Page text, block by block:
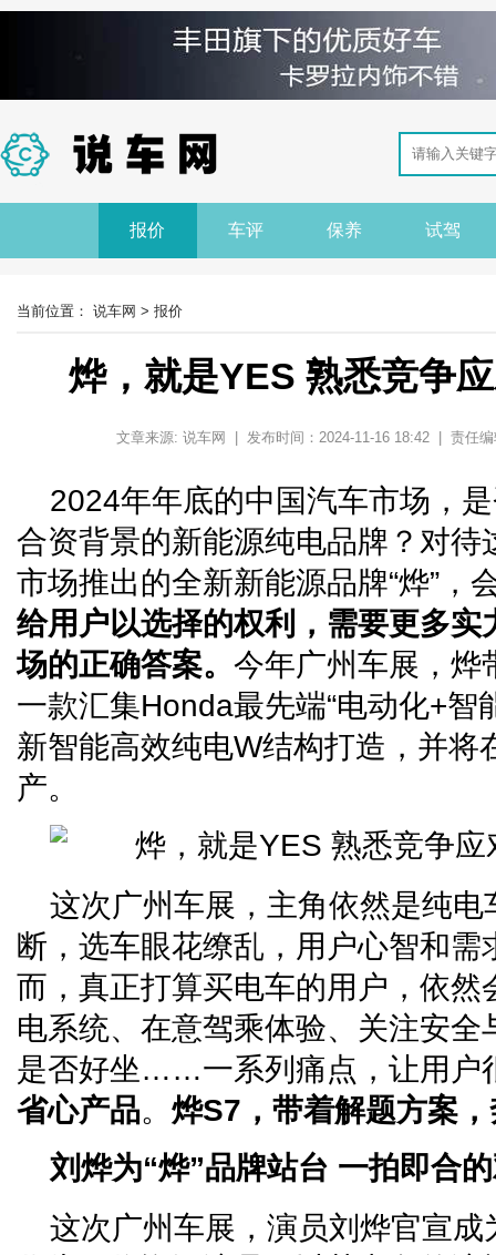
报价 车评 保养 试驾
当前位置： 说车网 > 报价
烨，就是YES 熟悉竞争
文章来源: 说车网 | 发布时间：2024-11-16 18:42 | 责任
2024年年底的中国汽车市场，
合资背景的新能源纯电品牌？对待
市场推出的全新新能源品牌“烨”，
给用户以选择的权利， 需要更多实
场的正确答案。 今年广州车展，
一款汇集Honda最先端“电动化+智
新智能高效纯电W结构打造，并将
产。
这次广州车展，主角依然是纯
断，选车眼花缭乱，用户心智和
而，真正打算买电车的用户，依然
电系统、在意驾乘体验、关注安
是否好坐……一系列痛点，让用户
省心产品。 烨S7，带着解题方案
刘烨为“烨”品牌站台 一拍即合
这次广州车展，演员刘烨官宣